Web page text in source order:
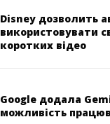
Disney дозволить
використовувати
коротких відео
Google додала
можливість